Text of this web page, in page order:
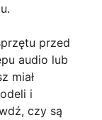
przed
audio lub
miał
i
czy są